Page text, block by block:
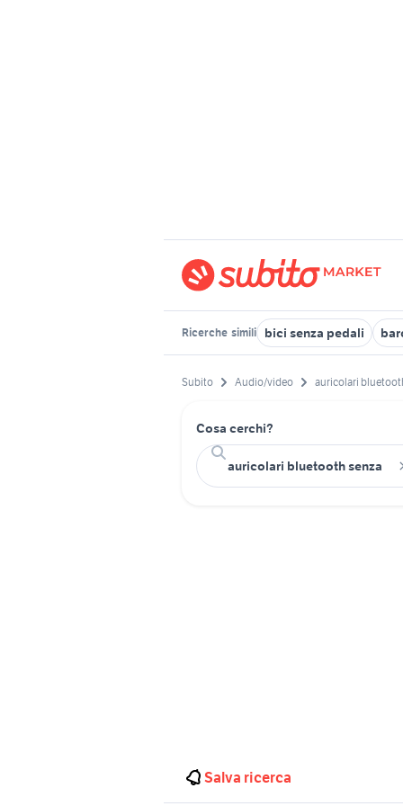
Ricerche simili bici senza pedali
Subito Audio/video auricolari
Cosa cerchi?
Salva ricerca